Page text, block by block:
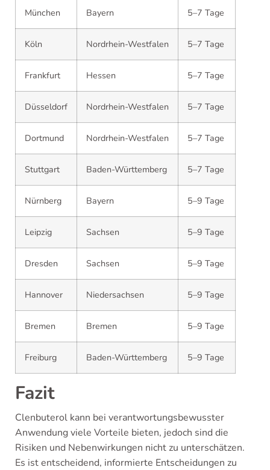
München Bayern 5–7 Tage
Köln Nordrhein-Westfalen 5–7 Tage
Frankfurt Hessen 5–7 Tage
Düsseldorf Nordrhein-Westfalen 5–7 Tage
Dortmund Nordrhein-Westfalen 5–7 Tage
Stuttgart Baden-Württemberg 5–7 Tage
Nürnberg Bayern 5–9 Tage
Leipzig Sachsen 5–9 Tage
Dresden Sachsen 5–9 Tage
Hannover Niedersachsen 5–9 Tage
Bremen Bremen 5–9 Tage
Freiburg Baden-Württemberg 5–9 Tage
Fazit
Clenbuterol kann bei verantwortungsbewusster
Anwendung viele Vorteile bieten, jedoch sind die
Risiken und Nebenwirkungen nicht zu unterschätzen.
Es ist entscheidend, informierte Entscheidungen zu